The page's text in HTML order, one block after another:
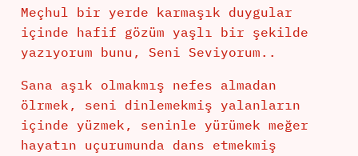
Meçhul bir yerde karmaşık duygular
içinde hafif gözüm yaşlı bir şekilde
yazıyorum bunu, Seni Seviyorum..
Sana aşık olmakmış nefes almadan
ölrmek, seni dinlemekmiş yalanların
içinde yüzmek, seninle yürümek meğer
hayatın uçurumunda dans etmekmiş